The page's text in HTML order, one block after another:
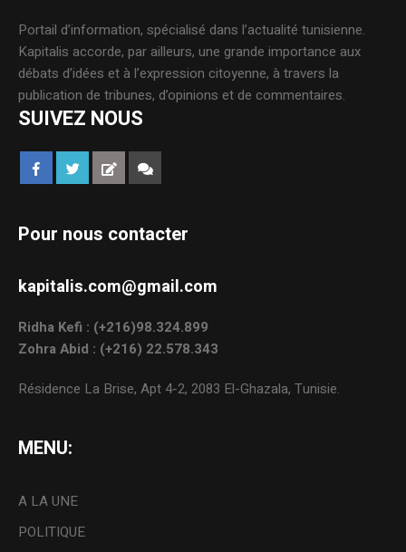
Portail d’information, spécialisé dans l’actualité tunisienne.
Kapitalis accorde, par ailleurs, une grande importance aux
débats d’idées et à l’expression citoyenne, à travers la
publication de tribunes, d’opinions et de commentaires.
SUIVEZ NOUS
Pour nous contacter
kapitalis.com@gmail.com
Ridha Kefi : (+216)98.324.899
Zohra Abid : (+216) 22.578.343
Résidence La Brise, Apt 4-2, 2083 El-Ghazala, Tunisie.
MENU:
A LA UNE
POLITIQUE